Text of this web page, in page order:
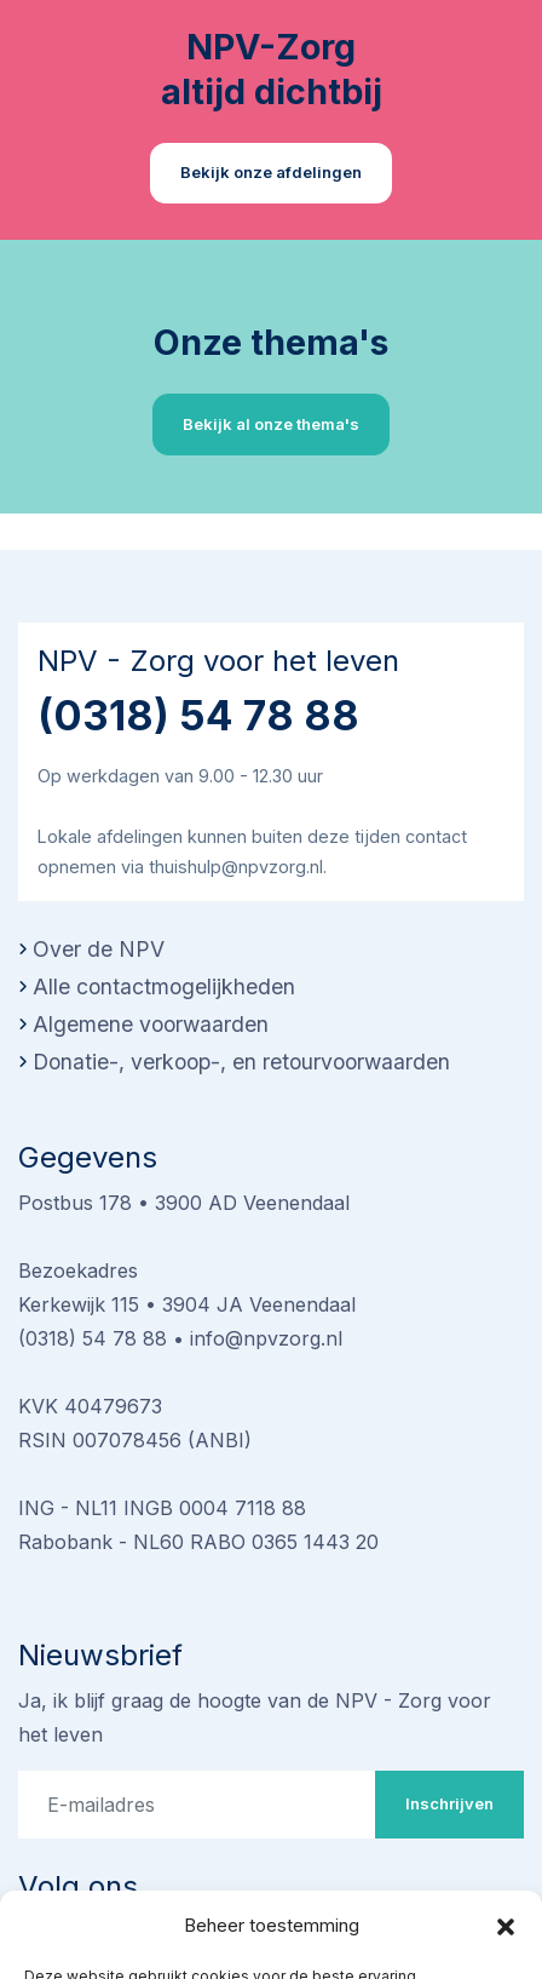
Beheer toestemming
NPV-Zorg
altijd dichtbij
Bekijk onze afdelingen
Onze thema's
Bekijk al onze thema's
NPV - Zorg voor het leven
(0318) 54 78 88
Op werkdagen van 9.00 - 12.30 uur
Lokale afdelingen kunnen buiten deze tijden contact
opnemen via thuishulp@npvzorg.nl.
Over de NPV
Alle contactmogelijkheden
Algemene voorwaarden
Donatie-, verkoop-, en retourvoorwaarden
Gegevens
Postbus 178 • 3900 AD Veenendaal
Bezoekadres
Kerkewijk 115 • 3904 JA Veenendaal
(0318) 54 78 88 • info@npvzorg.nl
KVK 40479673
RSIN 007078456 (ANBI)
ING - NL11 INGB 0004 7118 88
Rabobank - NL60 RABO 0365 1443 20
Nieuwsbrief
Ja, ik blijf graag de hoogte van de NPV - Zorg voor
het leven
Inschrijven
Volg ons